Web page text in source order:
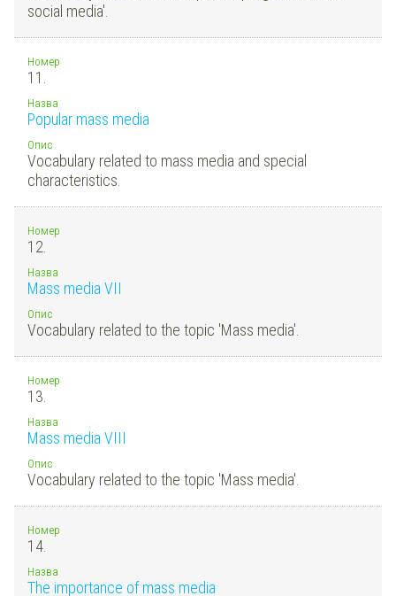
social media'.
Номер
11.
Назва
Popular mass media
Опис
Vocabulary related to mass media and special
characteristics.
Номер
12.
Назва
Mass media VII
Опис
Vocabulary related to the topic 'Mass media'.
Номер
13.
Назва
Mass media VIII
Опис
Vocabulary related to the topic 'Mass media'.
Номер
14.
Назва
The importance of mass media